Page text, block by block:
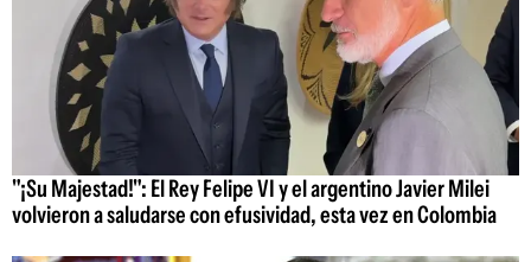
"¡Su Majestad!": El Rey Felipe VI y el argentino Javier Milei
volvieron a saludarse con efusividad, esta vez en Colombia